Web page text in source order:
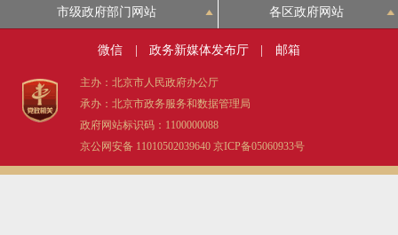
市级政府部门网站 各区政府网站
微信 政务新媒体发布厅 邮箱
主办：北京市人民政府办公厅
承办：北京市政务服务和数据管理局
政府网站标识码：1100000088
京公网安备 11010502039640 京ICP备05060933号